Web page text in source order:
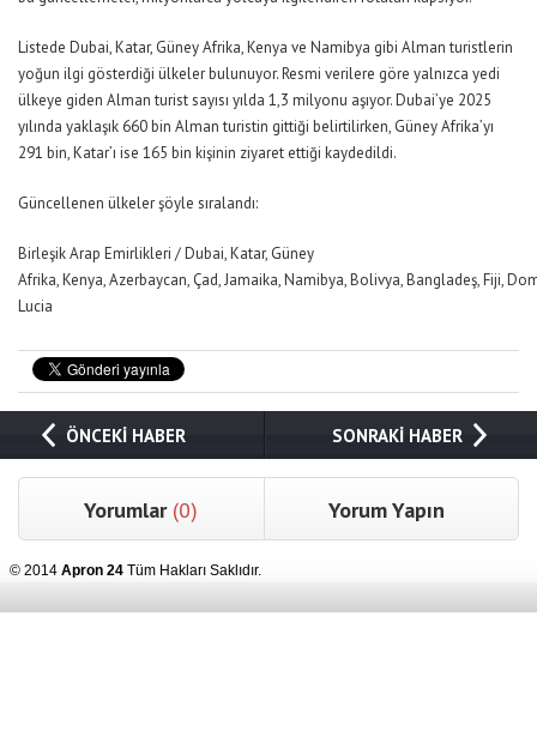
Listede Dubai, Katar, Güney Afrika, Kenya ve Namibya gibi Alman turistlerin
yoğun ilgi gösterdiği ülkeler bulunuyor. Resmi verilere göre yalnızca yedi
ülkeye giden Alman turist sayısı yılda 1,3 milyonu aşıyor. Dubai’ye 2025
yılında yaklaşık 660 bin Alman turistin gittiği belirtilirken, Güney Afrika’yı
291 bin, Katar’ı ise 165 bin kişinin ziyaret ettiği kaydedildi.
Güncellenen ülkeler şöyle sıralandı:
Birleşik Arap Emirlikleri / Dubai, Katar, Güney
Afrika, Kenya, Azerbaycan, Çad, Jamaika, Namibya, Bolivya, Bangladeş, Fiji,
Lucia
ÖNCEKİ HABER SONRAKİ HABER
Yorumlar (0) Yorum Yapın
© 2014 Apron 24 Tüm Hakları Saklıdır.